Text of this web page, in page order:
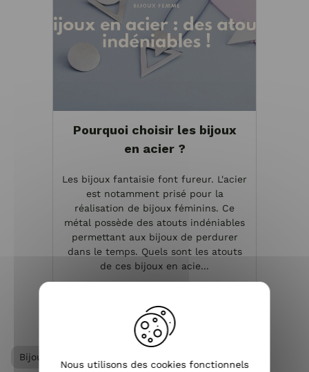
Pourquoi choisir les bijoux
en acier ?
Les bijoux fantaisie font fureur. L'acier
est notamment prisé pour la
réalisation de bijoux féminins. Ce
métal possède des atouts indéniables
permettant aux bijoux de perdurer
dans le temps. Quels sont les atouts
de ces bijoux en acie...
Bijoux acier femme
Nous utilisons des cookies fonctionnels